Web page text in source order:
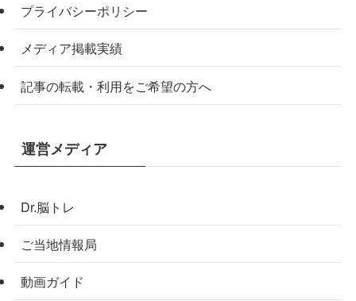
プライバシーポリシー
メディア掲載実績
記事の転載・利用をご希望の方へ
運営メディア
Dr.脳トレ
ご当地情報局
動画ガイド